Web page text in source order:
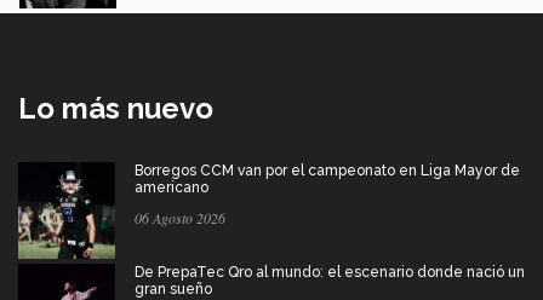
Lo más nuevo
Borregos CCM van por el campeonato en Liga Mayor de
americano
06 Agosto 2026
De PrepaTec Qro al mundo: el escenario donde nació un
gran sueño